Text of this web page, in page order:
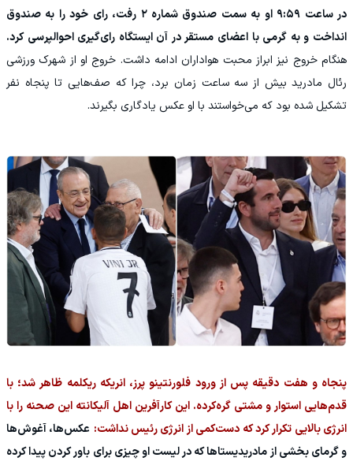
در ساعت ۹:۵۹ او به سمت صندوق شماره ۲ رفت، رای خود را به صندوق
انداخت و به گرمی با اعضای مستقر در آن ایستگاه رای‌گیری احوالپرسی کرد.
هنگام خروج نیز ابراز محبت هواداران ادامه داشت. خروج او از شهرک ورزشی
رئال مادرید بیش از سه ساعت زمان برد، چرا که صف‌هایی تا پنجاه نفر
تشکیل شده بود که می‌خواستند با او عکس یادگاری بگیرند.
پنجاه و هفت دقیقه پس از ورود فلورنتینو پرز، انریکه ریکلمه ظاهر شد؛ با
قدم‌هایی استوار و مشتی گره‌کرده. این کارآفرین اهل آلیکانته این صحنه را با
انرژی بالایی تکرار کرد که دست‌کمی از انرژی رئیس نداشت: عکس‌ها، آغوش‌ها
و گرمای بخشی از مادریدیستاها که در لیست او چیزی برای باور کردن پیدا کرده